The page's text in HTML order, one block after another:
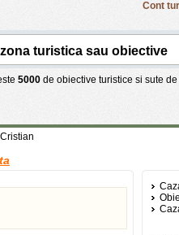
Cont
5000 de obiective turistice si sute